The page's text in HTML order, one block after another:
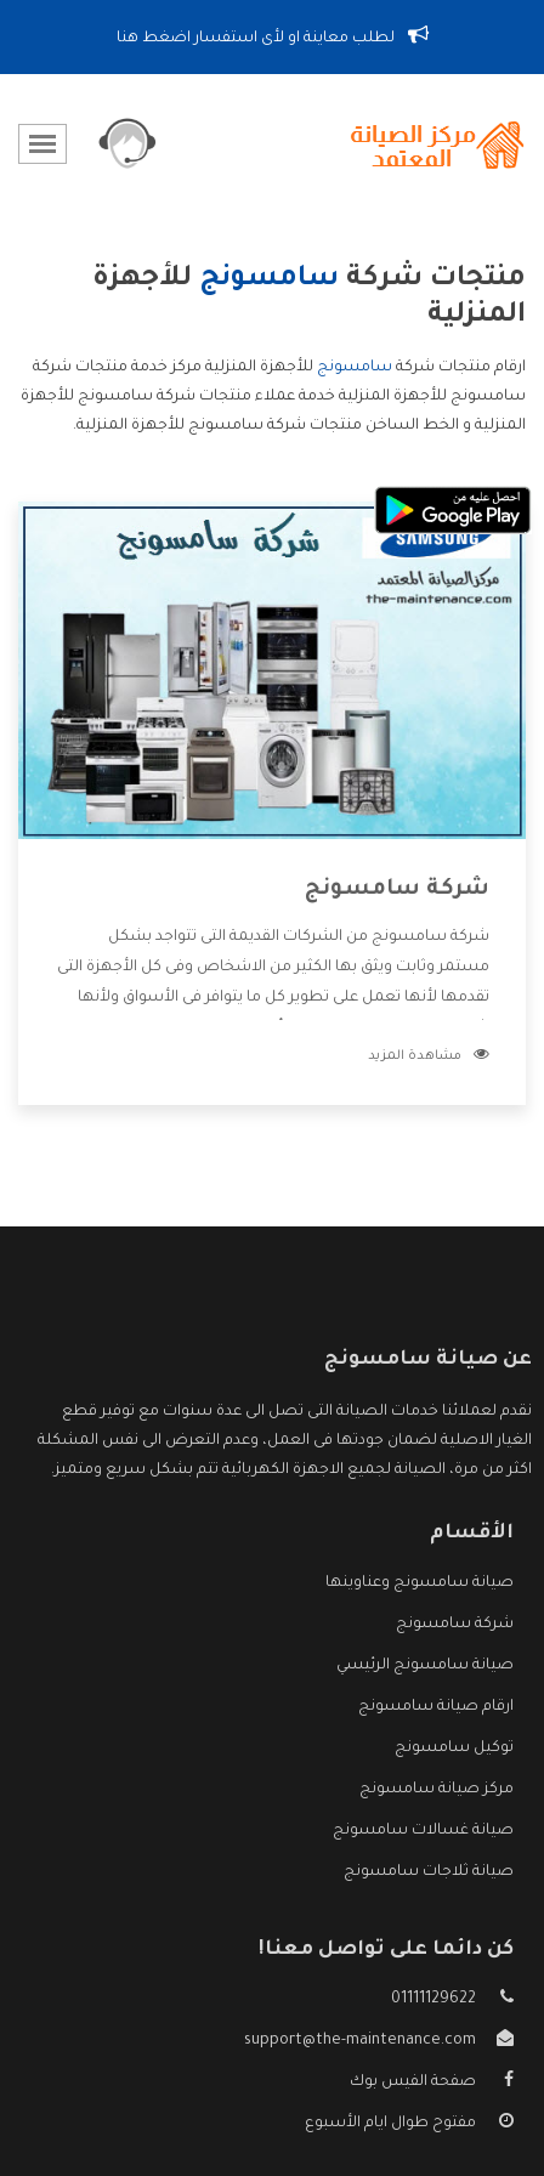
لطلب معاينة او لأى استفسار اضغط هنا
منتجات شركة سامسونج للأجهزة
المنزلية
ارقام منتجات شركة سامسونج للأجهزة المنزلية مركز خدمة منتجات شركة
سامسونج للأجهزة المنزلية خدمة عملاء منتجات شركة سامسونج للأجهزة
المنزلية و الخط الساخن منتجات شركة سامسونج للأجهزة المنزلية.
شركة سامسونج
شركة سامسونج من الشركات القديمة التى تتواجد بشكل
مستمر وثابت ويثق بها الكثير من الاشخاص وفى كل الأجهزة التى
تقدمها لأنها تعمل على تطوير كل ما يتوافر فى الأسواق ولأنها
المنتجات وتقدم للعملاء أقوى العروض والخصومات التى تسهل
مشاهدة المزيد
عن صيانة سامسونج
نقدم لعملائنا خدمات الصيانة التى تصل الى عدة سنوات مع توفير قطع
الغيار الاصلية لضمان جودتها فى العمل، وعدم التعرض الى نفس المشكلة
اكثر من مرة، الصيانة لجميع الاجهزة الكهربائية تتم بشكل سريع ومتميز.
الأقسام
صيانة سامسونج وعناوينها
شركة سامسونج
صيانة سامسونج الرئيسي
ارقام صيانة سامسونج
توكيل سامسونج
مركز صيانة سامسونج
صيانة غسالات سامسونج
صيانة ثلاجات سامسونج
كن دائما على تواصل معنا!
01111129622
support@the-maintenance.com
صفحة الفيس بوك
مفتوح طوال ايام الأسبوع